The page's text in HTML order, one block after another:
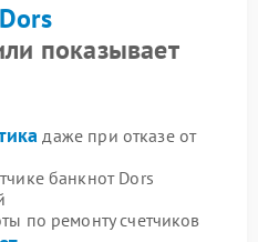
Dors
показывает
даже при отказе от
банкнот Dors
по ремонту счетчиков